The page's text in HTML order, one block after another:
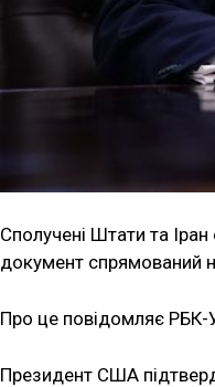
Сполучені Штати та
документ спрямований
Про це повідомляє РБК-
Президент США